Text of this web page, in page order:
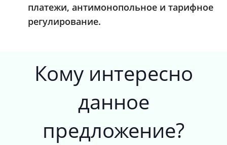
платежи, антимонопольное и тарифное
регулирование.
Кому интересно
данное
предложение?